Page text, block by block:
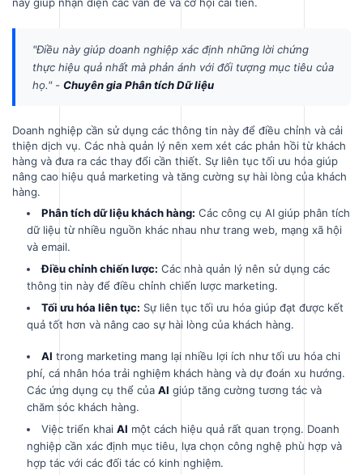
"Điều này giúp doanh nghiệp xác định những lời chứng
thực hiệu quả nhất mà phản ánh với đối tượng mục tiêu của
họ." - Chuyên gia Phân tích Dữ liệu
Doanh nghiệp cần sử dụng các thông tin này để điều chỉnh và cải
thiện dịch vụ. Các nhà quản lý nên xem xét các phản hồi từ khách
hàng và đưa ra các thay đổi cần thiết. Sự liên tục tối ưu hóa giúp
nâng cao hiệu quả marketing và tăng cường sự hài lòng của khách
hàng.
Phân tích dữ liệu khách hàng: Các công cụ AI giúp phân tích
dữ liệu từ nhiều nguồn khác nhau như trang web, mạng xã hội
và email.
Điều chỉnh chiến lược: Các nhà quản lý nên sử dụng các
thông tin này để điều chỉnh chiến lược marketing.
Tối ưu hóa liên tục: Sự liên tục tối ưu hóa giúp đạt được kết
quả tốt hơn và nâng cao sự hài lòng của khách hàng.
AI trong marketing mang lại nhiều lợi ích như tối ưu hóa chi
phí, cá nhân hóa trải nghiệm khách hàng và dự đoán xu hướng.
Các ứng dụng cụ thể của AI giúp tăng cường tương tác và
chăm sóc khách hàng.
Việc triển khaiAI một cách hiệu quả rất quan trọng. Doanh
nghiệp cần xác định mục tiêu, lựa chọn công nghệ phù hợp và
hợp tác với các đối tác có kinh nghiệm.